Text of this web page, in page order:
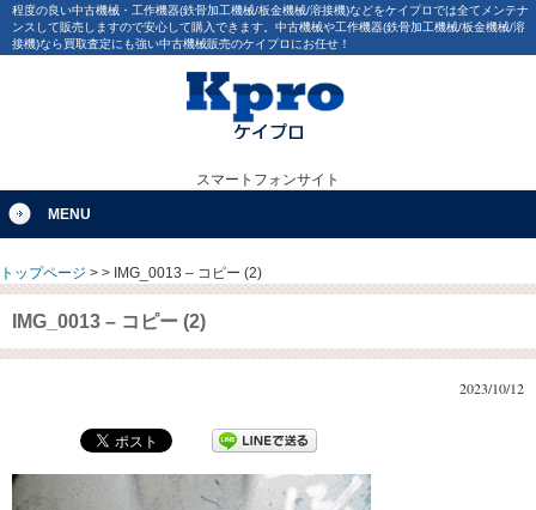
程度の良い中古機械・工作機器(鉄骨加工機械/板金機械/溶接機)などをケイプロでは全てメンテナ
ンスして販売しますので安心して購入できます。中古機械や工作機器(鉄骨加工機械/板金機械/溶
接機)なら買取査定にも強い中古機械販売のケイプロにお任せ！
スマートフォンサイト
MENU
トップページ > > IMG_0013 – コピー (2)
IMG_0013 – コピー (2)
2023/10/12